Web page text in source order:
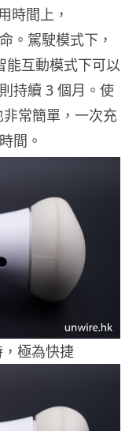
時間上，
。駕駛模式下，
能互動模式下可以
持續 3 個月。使
常簡單，一次充
間。
極為快捷